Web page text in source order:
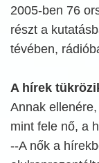
2005-ben 76
részt a
tévében,
A hírek
Annak
mint fele nő, a
--A nők a